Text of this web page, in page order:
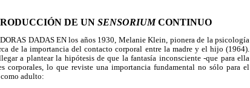
DE UN SENSORIUMCONTINUO
DADAS EN los años 1930, Melanie Klein, pionera de la psicología
de la importancia del contacto corporal entre la madre y el hijo (1964).
a plantear la hipótesis de que la fantasía inconsciente -que para ella
corporales, lo que reviste una importancia fundamental no sólo para el
adulto: